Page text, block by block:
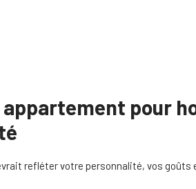
appartement pour
refléter votre personnalité, vos goûts